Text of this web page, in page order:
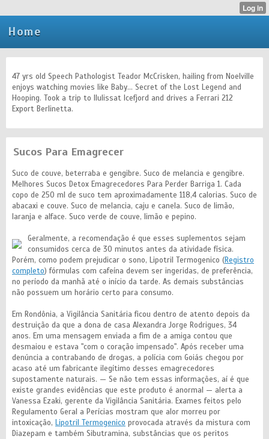
Home
47 yrs old Speech Pathologist Teador McCrisken, hailing from Noelville
enjoys watching movies like Baby... Secret of the Lost Legend and
Hooping. Took a trip to Ilulissat Icefjord and drives a Ferrari 212
Export Berlinetta.
Sucos Para Emagrecer
Suco de couve, beterraba e gengibre. Suco de melancia e gengibre.
Melhores Sucos Detox Emagrecedores Para Perder Barriga 1. Cada
copo de 250 ml de suco tem aproximadamente 118,4 calorias. Suco de
abacaxi e couve. Suco de melancia, caju e canela. Suco de limão,
laranja e alface. Suco verde de couve, limão e pepino.
Geralmente, a recomendação é que esses suplementos sejam
consumidos cerca de 30 minutos antes da atividade física.
Porém, como podem prejudicar o sono, Lipotril Termogenico (Registro
completo) fórmulas com cafeína devem ser ingeridas, de preferência,
no período da manhã até o início da tarde. As demais substâncias
não possuem um horário certo para consumo.
Em Rondônia, a Vigilância Sanitária ficou dentro de atento depois da
destruição da que a dona de casa Alexandra Jorge Rodrigues, 34
anos. Em uma mensagem enviada a fim de a amiga contou que
desmaiou e estava "com o coração impensado". Após receber uma
denúncia a contrabando de drogas, a polícia com Goiás chegou por
acaso até um fabricante ilegítimo desses emagrecedores
supostamente naturais. — Se não tem essas informações, aí é que
existe grandes evidências que este produto é anormal — alerta a
Vanessa Ezaki, gerente da Vigilância Sanitária. Exames feitos pelo
Regulamento Geral a Perícias mostram que alor morreu por
intoxicação, Lipotril Termogenico provocada através da mistura com
Diazepam e também Sibutramina, substâncias que os peritos